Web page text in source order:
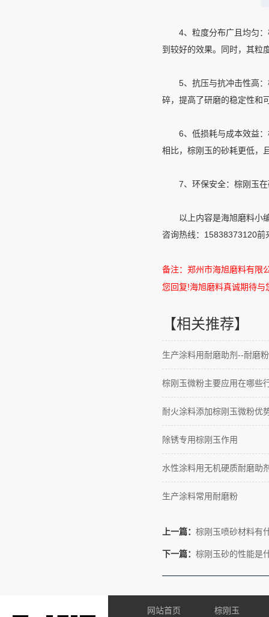
4、粒度分布广且均匀：
到较好的效果。同时，其粒
5、抗压与抗冲击性高：
碎，提高了研磨的稳定性和
6、低损耗与成本效益：
相比，棕刚玉的砂耗更低，
7、环保安全：棕刚玉在
以上内容是海旭磨料小编
咨询热线：15838373120前
备注：郑州市海旭磨料有限
您回复!海旭磨料真诚期待与
【相关推荐】
生产涂料用耐磨助剂--耐磨粉
棕刚玉微粉主要应用在哪些
耐火涂料添加棕刚玉微粉优
除锈专用棕刚玉作用
水性涂料用无机硬质耐磨助
生产涂料常用耐磨粉
上一篇： 棕刚玉喷砂材料有
下一篇： 棕刚玉砂的性能是
网站首页 棕刚玉